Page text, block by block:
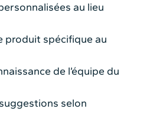
au lieu
produit spécifique au
de l’équipe du
selon